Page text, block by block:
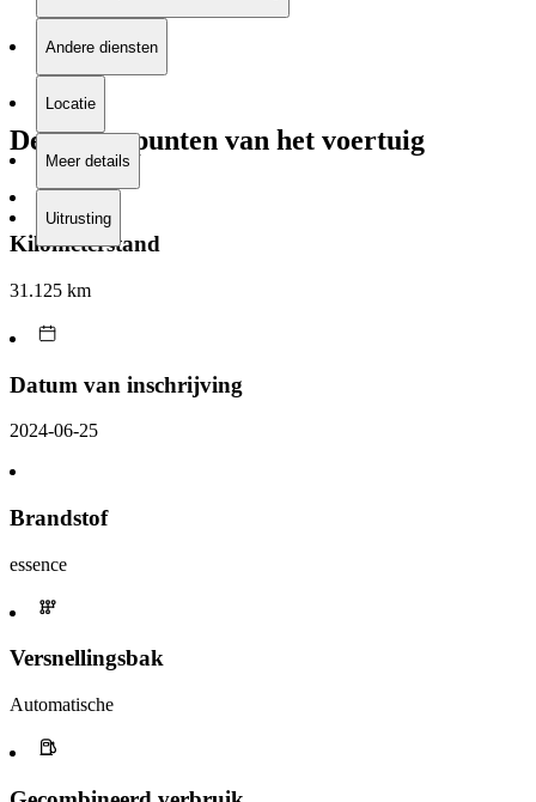
Andere diensten
Locatie
Meer details
Uitrusting
De sterke punten van het voertuig
Kilometerstand
31.125 km
Datum van inschrijving
2024-06-25
Brandstof
essence
Versnellingsbak
Automatische